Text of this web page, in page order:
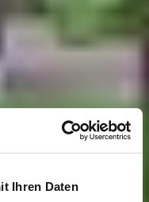
Ihren Daten